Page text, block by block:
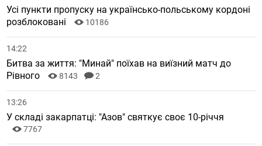
Усі пункти пропуску на українсько-польському кордоні
розблоковані
10186
14:22
Битва за життя: "Минай" поїхав на виїзний матч до
Рівного
8143 2
13:26
У складі закарпатці: "Азов" святкує своє 10-річчя
7767